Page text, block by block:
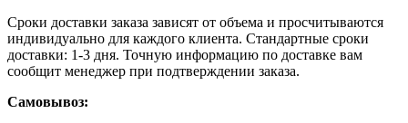
Сроки доставки заказа зависят от объема и просчитываются
индивидуально для каждого клиента. Стандартные сроки
доставки: 1-3 дня. Точную информацию по доставке вам
сообщит менеджер при подтверждении заказа.
Самовывоз: